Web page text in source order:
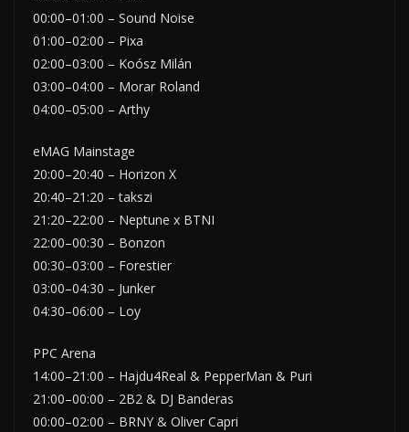
00:00–01:00 – Sound Noise
01:00–02:00 – Pixa
02:00–03:00 – Koósz Milán
03:00–04:00 – Morar Roland
04:00–05:00 – Arthy
eMAG Mainstage
20:00–20:40 – Horizon X
20:40–21:20 – takszi
21:20–22:00 – Neptune x BTNI
22:00–00:30 – Bonzon
00:30–03:00 – Forestier
03:00–04:30 – Junker
04:30–06:00 – Loy
PPC Arena
14:00–21:00 – Hajdu4Real & PepperMan & Puri
21:00–00:00 – 2B2 & DJ Banderas
00:00–02:00 – BRNY & Oliver Capri